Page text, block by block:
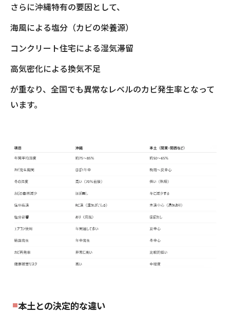
さらに沖縄特有の要因として、
海風による塩分（カビの栄養源）
コンクリート住宅による湿気滞留
高気密化による換気不足
が重なり、全国でも異常なレベルのカビ発生率となって
います。
本土との決定的な違い